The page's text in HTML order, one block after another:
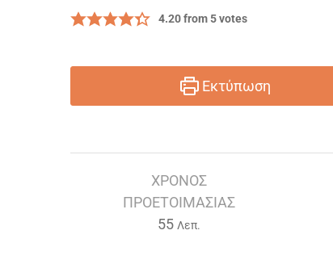
4.20from5votes
Εκτύπωση
ΧΡΌΝΟΣ
ΠΡΟΕΤΟΙΜΑΣΊΑΣ
55Λεπτά
Λεπ.